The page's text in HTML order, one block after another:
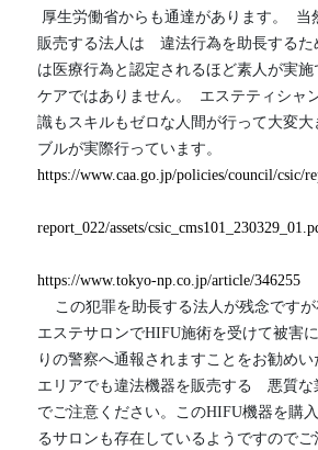
販売する法人は　違法行為を助長する
は医療行為と認定されるほど素人が実
ケアではありません。  エステティシャ
識もスキルもゼロな人間が行って大変大
ブルが実際行っています。
https://www.caa.go.jp/policies/council/csic/
report_022/assets/
https://www.tokyo-np.co.jp/article/346255
エステサロンでHIFU施術を受けて被害
りの警察へ通報されますことをお勧め
エリアでも違法機器を販売する　悪質
でご注意ください。このHIFU機器を購
るサロンも存在しているようですのでご